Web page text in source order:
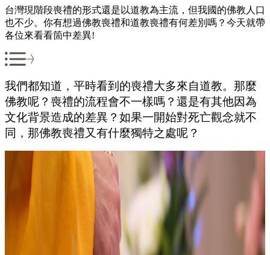
台灣現階段喪禮的形式還是以道教為主流，但我國的佛教人口
也不少。你有想過佛教喪禮和道教喪禮有何差別嗎？今天就帶
各位來看看箇中差異!
我們都知道，平時看到的喪禮大多來自道教。那麼
佛教呢？喪禮的流程會不一樣嗎？還是有其他因為
文化背景造成的差異？如果一開始對死亡觀念就不
同，那佛教喪禮又有什麼獨特之處呢？